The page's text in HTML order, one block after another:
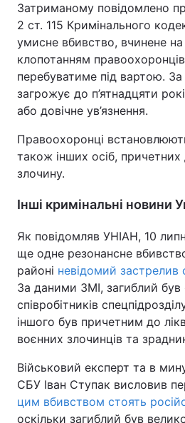
Затриманому повідомлено
2 ст. 115 Кримінального
умисне вбивство, вчинене
клопотанням
перебуватиме під вартою.
загрожує до п’ятнадцяти
або довічне ув’язнення.
Правоохоронці
також інших осіб,
злочину.
Інші кримінальні новини
Як повідомляв УНІАН, 10
ще одне резонансне
районі невідомий застрелив
За даними ЗМІ, загиблий
співробітників
іншого був причетним до
воєнних злочинців та
Військовий експерт та в
СБУ Іван Ступак висловив
цим вбивством стоять
оскільки загиблий був